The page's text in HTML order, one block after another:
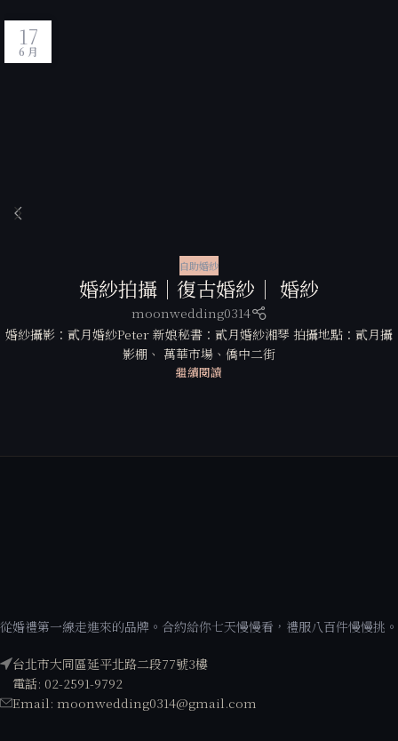
17
6 月
自助婚紗
婚紗拍攝｜復古婚紗｜ 婚紗
moonwedding0314
婚紗攝影：貳月婚紗Peter 新娘秘書：貳月婚紗湘琴 拍攝地點：貳月攝
影棚、 萬華市場、僑中二街
繼續閱讀
從婚禮第一線走進來的品牌。合約給你七天慢慢看，禮服八百件慢慢挑。
台北市大同區延平北路二段77號3樓
電話: 02-2591-9792
Email: moonwedding0314@gmail.com